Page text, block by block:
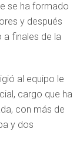
se ha formado
y después
a finales de la
al equipo le
cargo que ha
con más de
y dos